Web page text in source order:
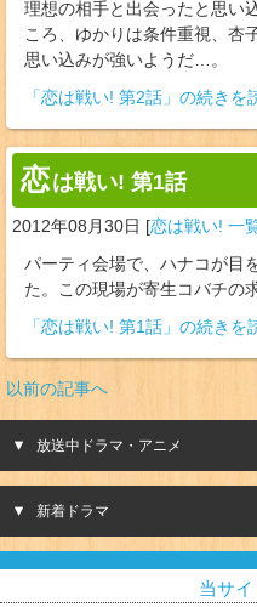
理想の相手と出会ったと思い
ころ、ゆかりは条件重視、杏
思い込みが強いようだ…。
「恋は戦い! 第2話」の続きを
恋は戦い! 第1話
2012年08月30日 [恋は戦い! 一
パーティ会場で、ハナコが目
た。この現場が寄生コバチの
「恋は戦い! 第1話」の続きを
以前の記事へ
放送中ドラマ・アニメ
新着ドラマ
当サ